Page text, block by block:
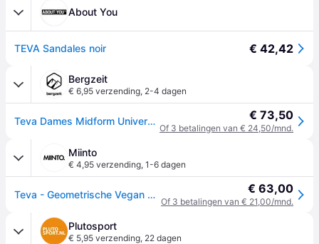
About You
TEVA Sandales noir € 42,42
Bergzeit
€ 6,95 verzending, 2-4 dagen
Teva Dames Midform Universal Sandalen - Zwart - 41 € 73,50
Of 3 betalingen van € 24,50/mnd.
Miinto
€ 4,95 verzending, 1-6 dagen
Teva - Geometrische Vegan Sandalen Zwart - Dames - Schoenen - Zwart - Maat: 38 EU Leer € 63,00
Of 3 betalingen van € 21,00/mnd.
Plutosport
€ 5,95 verzending, 22 dagen